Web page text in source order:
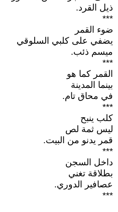
ذيل القرد.
***
ضوء القمر
يضفي على كلبي السلوقي
ميسم ذئب.
***
القمر كما هو
بينما المدينة
في محاق تام.
***
كلب ينبح
ليس ثمة لص
قمر يدنو من البيت.
***
داخل السجن
بطلاقة تغني
عصافير الدوري.
***